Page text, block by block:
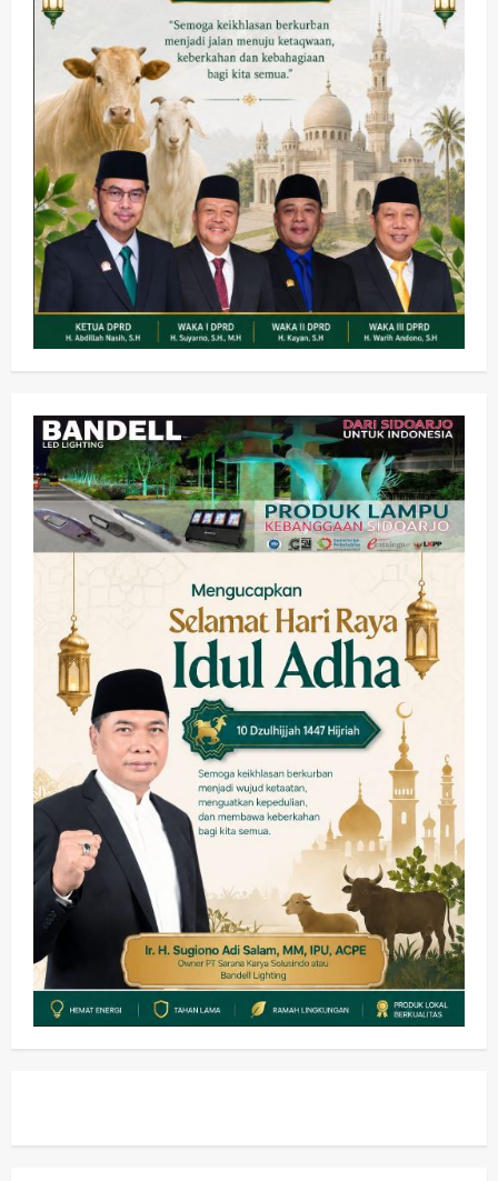
2
Olahraga
Adu Taktik di Atas Rumput Sintetis:
PWI dan Sapma PP Sidoarjo
Memanaskan Mesin Menuju Piala
Soccer
wartanusa 5 Agustus 2026
3
HOT NEWS: Ribuan Warga Wage
Tumplek Blek di Bazar Rakyat Jalan
Jambu, Borong Kuliner UMKM Sambil
Nonton Jaranan!
wartanusa 4 Agustus 2026
4
Keagamaan Pemerintahan
Pemkab Sidoarjo & Muhammadiyah
Sinergi Permudah Perizinan, Wakaf,
hingga Hibah
wartanusa 4 Agustus 2026
5
Keagamaan Pemerintahan
Hadir di Pengajian Qurrota A’yun,
Wabup Sidoarjo Minta Doa Jamaah
Agar Tetap Amanah Memimpin
wartanusa 4 Agustus 2026
Kesehatan
Pembangunan
Pemerintahan
PANAS! Kalah Tender Proyek RSUD
Olahraga